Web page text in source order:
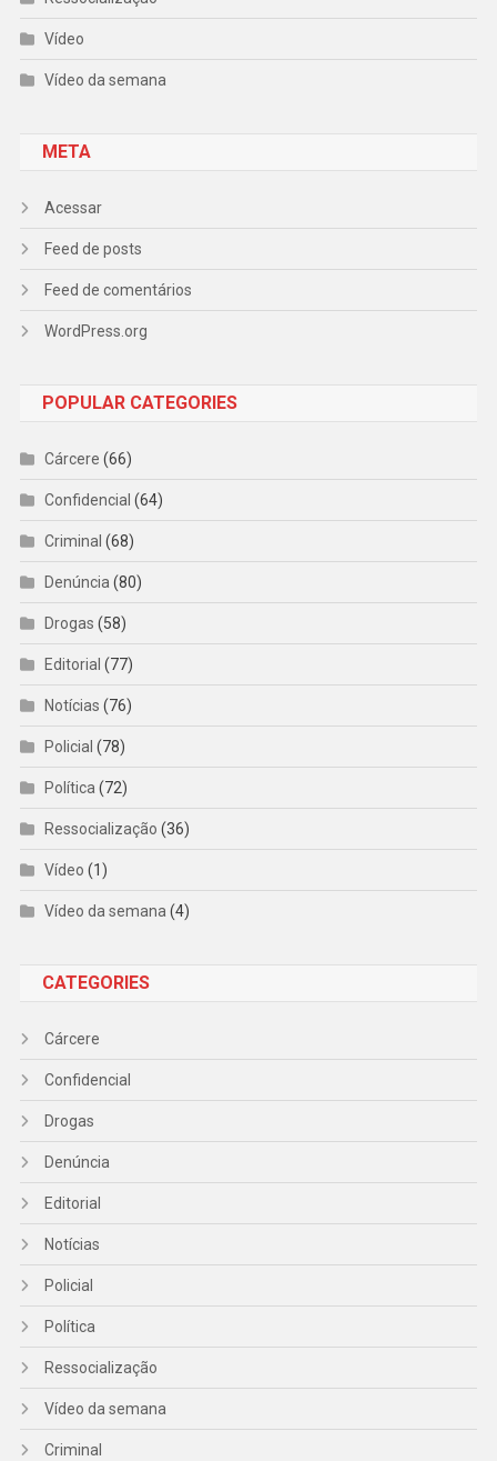
Vídeo
Vídeo da semana
META
Acessar
Feed de posts
Feed de comentários
WordPress.org
POPULAR CATEGORIES
Cárcere (66)
Confidencial (64)
Criminal (68)
Denúncia(80)
Drogas (58)
Editorial (77)
Notícias (76)
Policial (78)
Política(72)
Ressocialização (36)
Vídeo (1)
Vídeo da semana(4)
CATEGORIES
Cárcere
Confidencial
Drogas
Denúncia
Editorial
Notícias
Policial
Política
Ressocialização
Vídeo da semana
Criminal